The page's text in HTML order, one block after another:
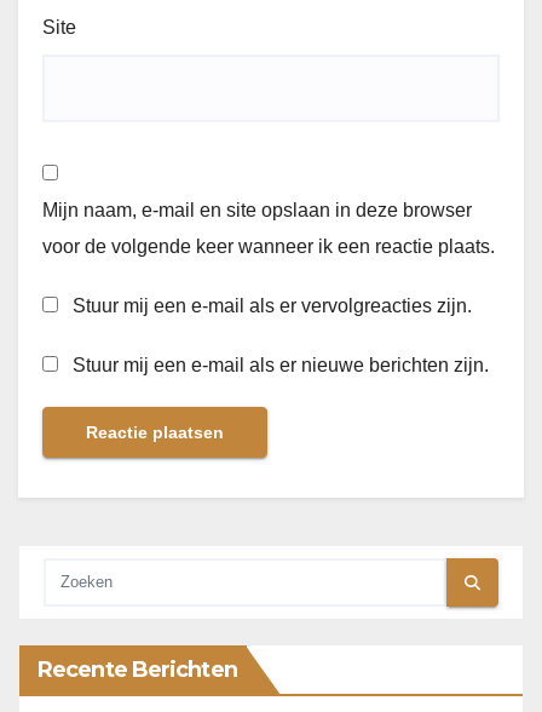
Site
Mijn naam, e-mail en site opslaan in deze browser
voor de volgende keer wanneer ik een reactie plaats.
Stuur mij een e-mail als er vervolgreacties zijn.
Stuur mij een e-mail als er nieuwe berichten zijn.
Recente Berichten